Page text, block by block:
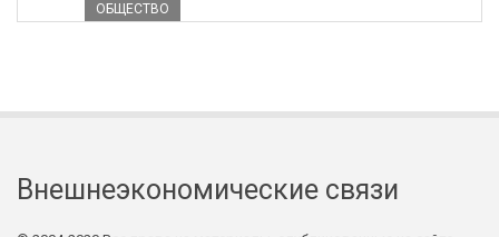
ОБЩЕСТВО
Внешнеэкономические связи